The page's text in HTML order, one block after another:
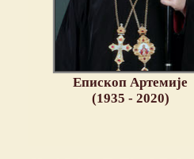
Епископ Артемије
(1935 - 2020)